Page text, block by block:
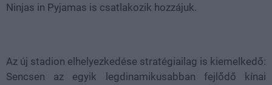
Ninjas in Pyjamas is csatlakozik hozzájuk.
Az új stadion elhelyezkedése stratégiailag is kiemelkedő:
Sencsen az egyik legdinamikusabban fejlődő kínai